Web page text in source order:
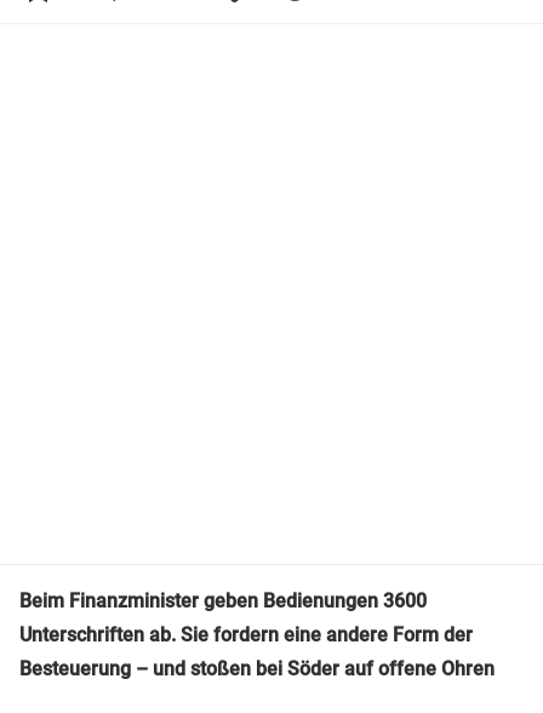
Beim Finanzminister geben Bedienungen 3600
Unterschriften ab. Sie fordern eine andere Form der
Besteuerung – und stoßen bei Söder auf offene Ohren